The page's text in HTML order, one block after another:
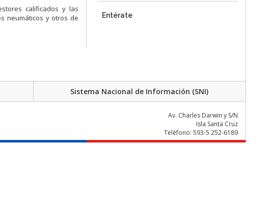
calificados y las
neumáticos y otros de
Entérate
Sistema Nacional de Información (SNI)
Av. Charles Darwin y S/N
Isla Santa Cruz
Teléfono: 593-5 252-6189